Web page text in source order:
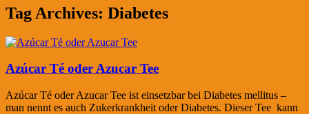
Tag Archives: Diabetes
Azúcar Té oder Azucar Tee
Azúcar Té oder Azucar Tee ist einsetzbar bei Diabetes mellitus –
man nennt es auch Zukerkrankheit oder Diabetes. Dieser Tee kann